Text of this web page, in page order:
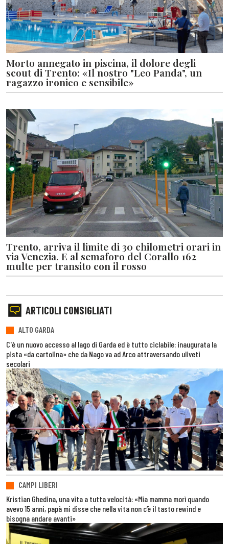
Morto annegato in piscina, il dolore degli
scout di Trento: «Il nostro "Leo Panda", un
ragazzo ironico e sensibile»
Trento, arriva il limite di 30 chilometri orari in
via Venezia. E al semaforo del Corallo 162
multe per transito con il rosso
ARTICOLI CONSIGLIATI
ALTO GARDA
C'è un nuovo accesso al lago di Garda ed è tutto ciclabile: inaugurata la
pista «da cartolina» che da Nago va ad Arco attraversando uliveti
secolari
CAMPI LIBERI
Kristian Ghedina, una vita a tutta velocità: «Mia mamma morì quando
avevo 15 anni, papà mi disse che nella vita non c’è il tasto rewind e
bisogna andare avanti»